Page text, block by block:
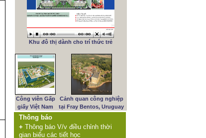
Khu đô thị dành cho trí thức trẻ
Công viên Gấp
giấy Việt Nam
Cảnh quan công nghiệp
tại Fray Bentos, Uruguay
Thông báo
+ Thông báo V/v điều chỉnh thời
gian biểu các tiết học